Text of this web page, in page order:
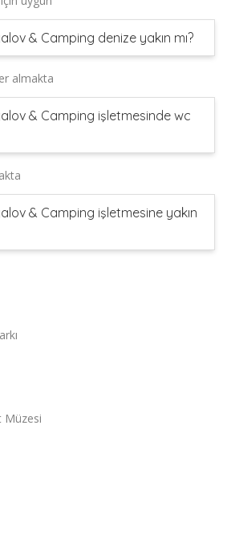
& Camping denize yakın mı?
almakta
& Camping işletmesinde wc
& Camping işletmesine yakın
Müzesi